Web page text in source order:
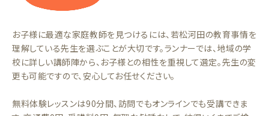
お子様に最適な家庭教師を見つけるには、若松河田の教育事情を
理解している先生を選ぶことが大切です。ランナーでは、地域の学
校に詳しい講師陣から、お子様との相性を重視して選定。先生の変
更も可能ですので、安心してお任せください。
無料体験レッスンは90分間、訪問でもオンラインでも受講できま